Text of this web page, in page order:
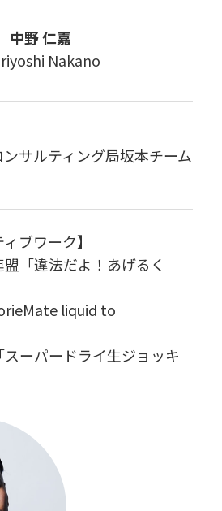
中野 仁嘉
Nakano
サルティング局坂本チーム
ブワーク】
「違法だよ！あげるく
liquid to
ーパードライ生ジョッキ